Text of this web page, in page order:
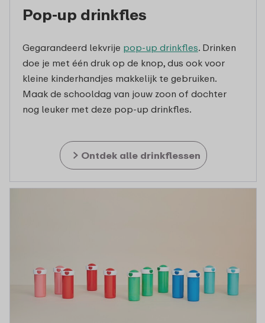
Pop-up drinkfles
Gegarandeerd lekvrije pop-up drinkfles. Drinken
doe je met één druk op de knop, dus ook voor
kleine kinderhandjes makkelijk te gebruiken.
Maak de schooldag van jouw zoon of dochter
nog leuker met deze pop-up drinkfles.
Ontdek alle drinkflessen